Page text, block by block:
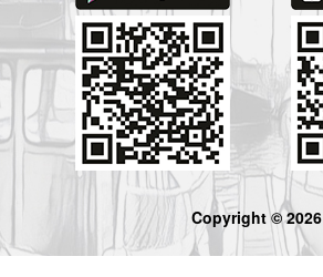
Copyright © 2026